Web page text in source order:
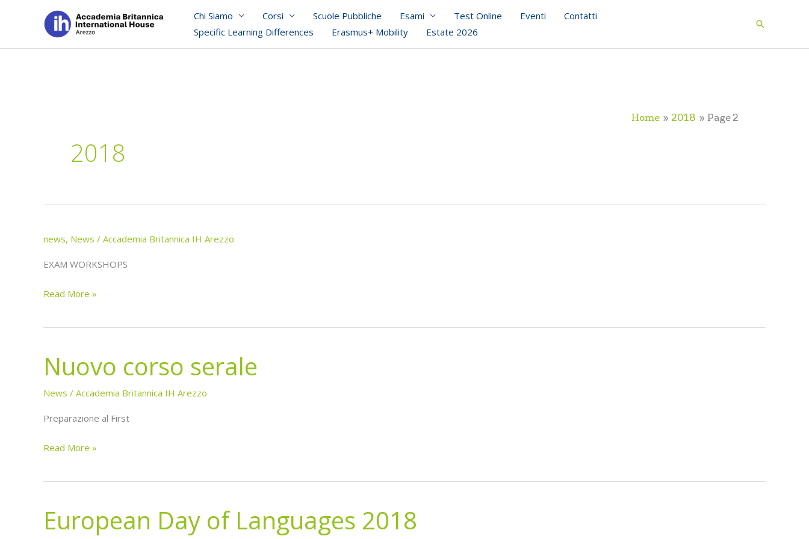
Chi Siamo Corsi Scuole Pubbliche Esami Test Online Eventi
Contatti
Specific Learning Differences
Erasmus+ Mobility Estate 2026 Search
Home 2018 Page 2
2018
news, News / Accademia Britannica IH Arezzo
EXAM WORKSHOPS
Read More »
Nuovo corso serale
News / Accademia Britannica IH Arezzo
Preparazione al First
Nuovo
corso
serale
Read More »
European Day of Languages 2018
European
Day